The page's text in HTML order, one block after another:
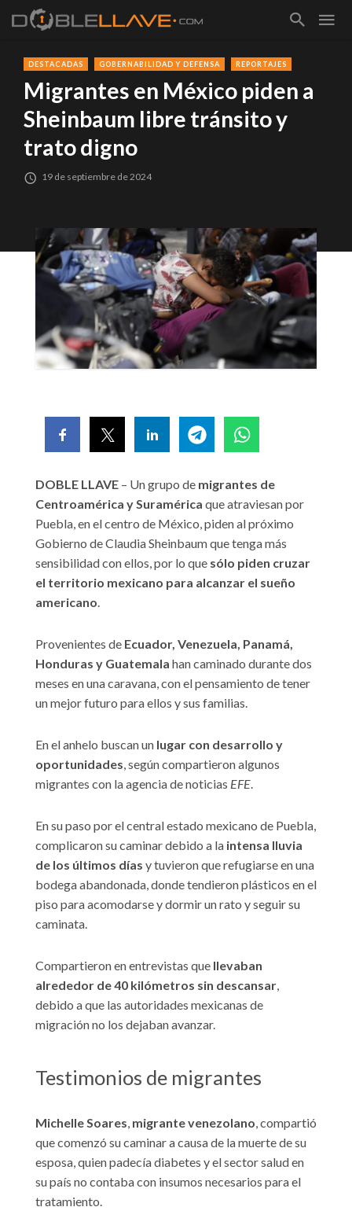
DESTACADAS GOBERNABILIDAD Y DEFENSA REPORTAJES
Migrantes en México piden a
Sheinbaum libre tránsito y
trato digno
19 de septiembre de 2024
DOBLE LLAVE – Un grupo de migrantes de
Centroamérica y Suramérica que atraviesan por
Puebla, en el centro de México, piden al próximo
Gobierno de Claudia Sheinbaum que tenga más
sensibilidad con ellos, por lo que sólo piden cruzar
el territorio mexicano para alcanzar el sueño
americano.
Provenientes de Ecuador, Venezuela, Panamá,
Honduras y Guatemala han caminado durante dos
meses en una caravana, con el pensamiento de tener
un mejor futuro para ellos y sus familias.
En el anhelo buscan un lugar con desarrollo y
oportunidades, según compartieron algunos
migrantes con la agencia de noticias EFE.
En su paso por el central estado mexicano de Puebla,
complicaron su caminar debido a la intensa lluvia
de los últimos días y tuvieron que refugiarse en una
bodega abandonada, donde tendieron plásticos en el
piso para acomodarse y dormir un rato y seguir su
caminata.
Compartieron en entrevistas que llevaban
alrededor de 40 kilómetros sin descansar,
debido a que las autoridades mexicanas de
migración no los dejaban avanzar.
Testimonios de migrantes
Michelle Soares, migrante venezolano, compartió
que comenzó su caminar a causa de la muerte de su
esposa, quien padecía diabetes y el sector salud en
su país no contaba con insumos necesarios para el
tratamiento.